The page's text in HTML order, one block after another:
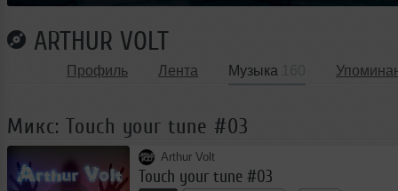
ARTHUR VOLT
Профиль Лента Музыка
Микс: Touch your tune #03
Arthur Volt
Touch your tune #03